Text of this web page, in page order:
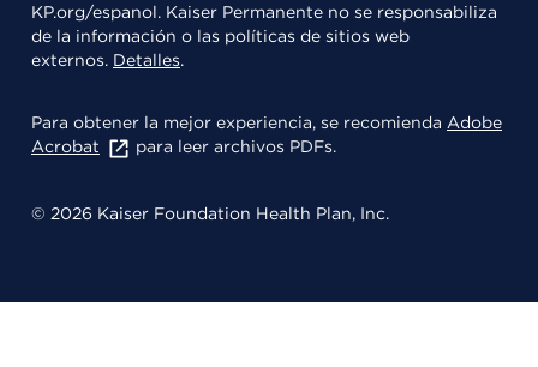
KP.org/espanol. Kaiser Permanente no se responsabiliza
de la información o las políticas de sitios web
externos. Detalles.
Para obtener la mejor experiencia, se recomienda Adobe
Acrobat
para leer archivos PDFs.
© 2026 Kaiser Foundation Health Plan, Inc.